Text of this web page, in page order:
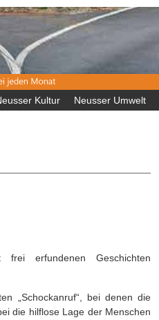
Kultur Neusser Umwelt
frei erfundenen Geschichten
„Schockanruf“, bei denen die
die hilflose Lage der Menschen